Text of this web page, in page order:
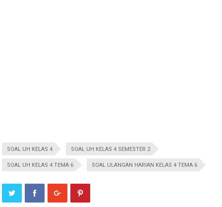
SOAL UH KELAS 4 SOAL UH KELAS 4 SEMESTER 2
SOAL UH KELAS 4 TEMA 6 SOAL ULANGAN HARIAN KELAS 4 TEMA 6